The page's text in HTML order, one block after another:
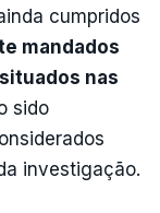
cumpridos
mandados
nas
sido
investigação.